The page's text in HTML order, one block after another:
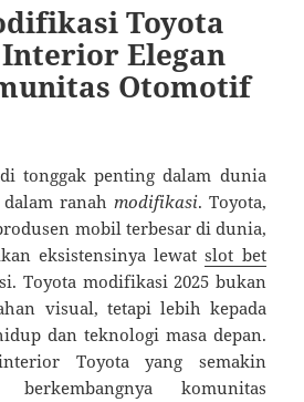
Toyota
Elegan
Otomotif
tonggak penting dalam dunia
ranah modifikasi. Toyota,
mobil terbesar di dunia,
eksistensinya lewatslot bet
Toyota modifikasi 2025 bukan
visual, tetapi lebih kepada
dan teknologi masa depan.
Toyota yang semakin
komunitas